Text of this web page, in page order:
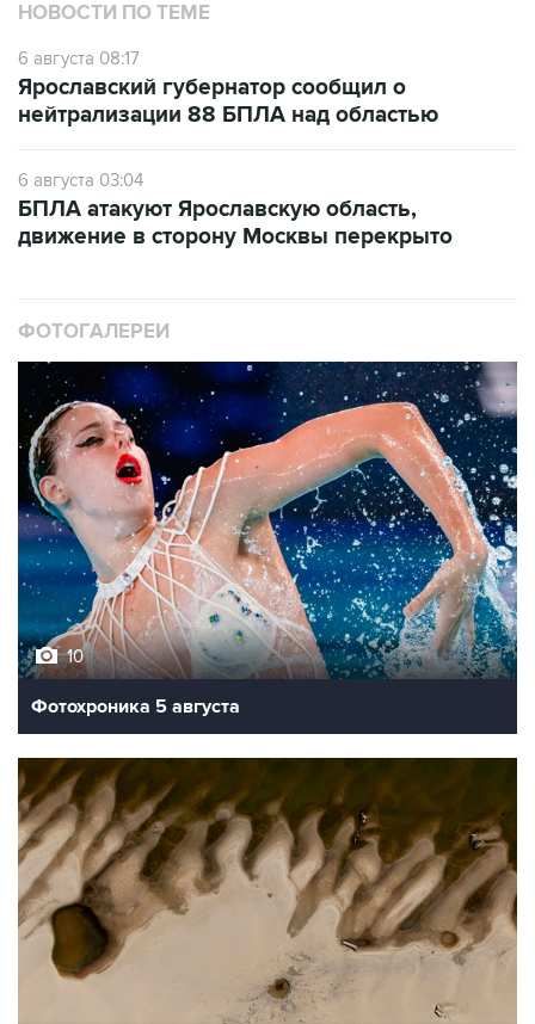
НОВОСТИ ПО ТЕМЕ
6 августа 08:17
Ярославский губернатор сообщил о
нейтрализации 88 БПЛА над областью
6 августа 03:04
БПЛА атакуют Ярославскую область,
движение в сторону Москвы перекрыто
ФОТОГАЛЕРЕИ
10
Фотохроника 5 августа